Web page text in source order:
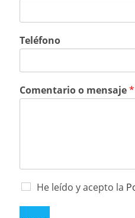
Teléfono
Comentario o mensaje*
He leído y acepto la